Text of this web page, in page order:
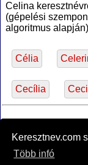
Keresztnev.com
Több infó
Celina
(gépelési
algoritmus
Célia
Cecília
Az MTA
bejegyzésre